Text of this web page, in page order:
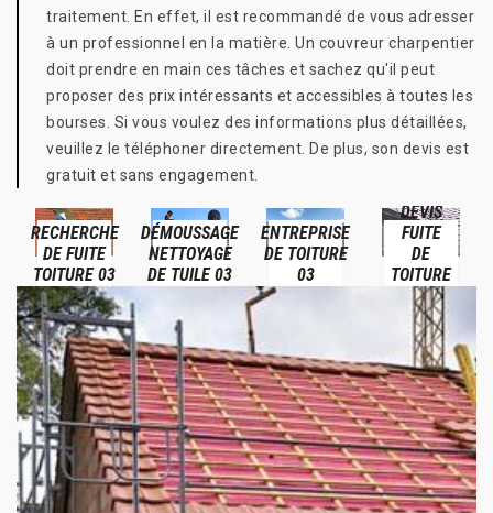
traitement. En effet, il est recommandé de vous adresser
à un professionnel en la matière. Un couvreur charpentier
doit prendre en main ces tâches et sachez qu'il peut
proposer des prix intéressants et accessibles à toutes les
bourses. Si vous voulez des informations plus détaillées,
veuillez le téléphoner directement. De plus, son devis est
gratuit et sans engagement.
RECHERCHE
DE FUITE
TOITURE 03
DÉMOUSSAGE
NETTOYAGE
DE TUILE 03
ENTREPRISE
DE TOITURE
03
DEVIS
FUITE
DE
TOITURE
03